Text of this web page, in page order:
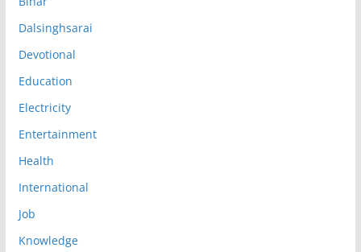
Dalsinghsarai
Devotional
Education
Electricity
Entertainment
Health
International
Job
Knowledge